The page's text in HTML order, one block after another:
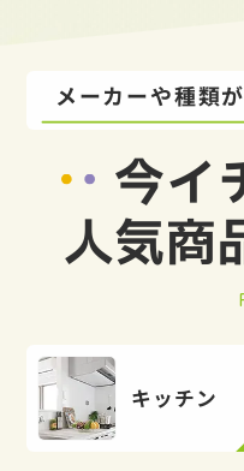
メーカーや種類
今イ
人気商
キッチン